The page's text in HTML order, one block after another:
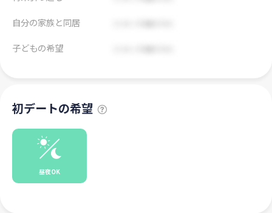
自分の家族と同居
子どもの希望
初デートの希望
昼夜OK